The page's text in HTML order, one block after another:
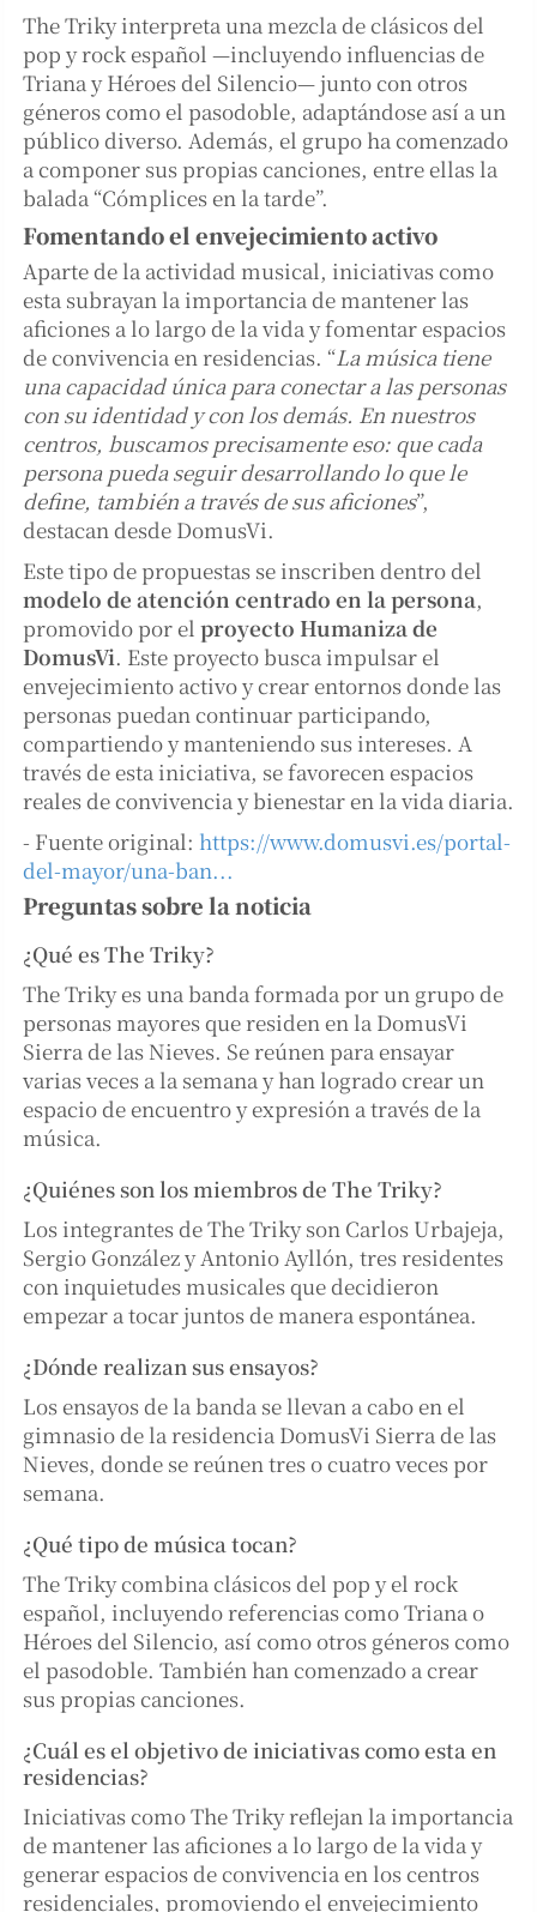
The Triky interpreta una mezcla de clásicos del
pop y rock español —incluyendo influencias de
Triana y Héroes del Silencio— junto con otros
géneros como el pasodoble, adaptándose así a un
público diverso. Además, el grupo ha comenzado
a componer sus propias canciones, entre ellas la
balada “Cómplices en la tarde”.
Fomentando el envejecimiento activo
Aparte de la actividad musical, iniciativas como
esta subrayan la importancia de mantener las
aficiones a lo largo de la vida y fomentar espacios
de convivencia en residencias. “La música tiene
una capacidad única para conectar a las personas
con su identidad y con los demás. En nuestros
centros, buscamos precisamente eso: que cada
persona pueda seguir desarrollando lo que le
define, también a través de sus aficiones”,
destacan desde DomusVi.
Este tipo de propuestas se inscriben dentro del
modelo de atención centrado en la persona,
promovido por el proyecto Humaniza de
DomusVi. Este proyecto busca impulsar el
envejecimiento activo y crear entornos donde las
personas puedan continuar participando,
compartiendo y manteniendo sus intereses. A
través de esta iniciativa, se favorecen espacios
reales de convivencia y bienestar en la vida diaria.
- Fuente original: https://www.domusvi.es/portal-
del-mayor/una-ban...
Preguntas sobre la noticia
¿Qué es The Triky?
The Triky es una banda formada por un grupo de
personas mayores que residen en la DomusVi
Sierra de las Nieves. Se reúnen para ensayar
varias veces a la semana y han logrado crear un
espacio de encuentro y expresión a través de la
música.
¿Quiénes son los miembros de The Triky?
Los integrantes de The Triky son Carlos Urbajeja,
Sergio González y Antonio Ayllón, tres residentes
con inquietudes musicales que decidieron
empezar a tocar juntos de manera espontánea.
¿Dónde realizan sus ensayos?
Los ensayos de la banda se llevan a cabo en el
gimnasio de la residencia DomusVi Sierra de las
Nieves, donde se reúnen tres o cuatro veces por
semana.
¿Qué tipo de música tocan?
The Triky combina clásicos del pop y el rock
español, incluyendo referencias como Triana o
Héroes del Silencio, así como otros géneros como
el pasodoble. También han comenzado a crear
sus propias canciones.
¿Cuál es el objetivo de iniciativas como esta en
residencias?
Iniciativas como The Triky reflejan la importancia
de mantener las aficiones a lo largo de la vida y
generar espacios de convivencia en los centros
residenciales, promoviendo el envejecimiento